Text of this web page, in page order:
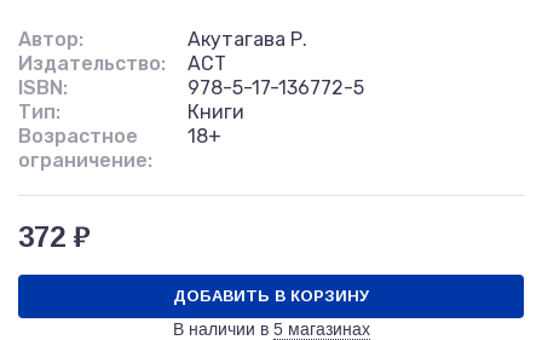
Автор:
Акутагава Р.
Издательство:
АСТ
ISBN:
978-5-17-136772-5
Тип:
Книги
Возрастное
ограничение:
18+
372 ₽
ДОБАВИТЬ В КОРЗИНУ
В наличии в 5 магазинах